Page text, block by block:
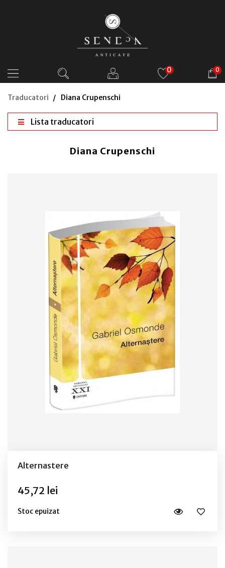
0 0
Traducatori Diana Crupenschi
Lista traducatori
Diana Crupenschi
Alternastere
45,72 lei
Stoc epuizat